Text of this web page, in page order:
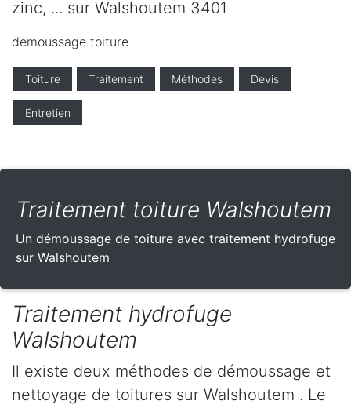
zinc, ... sur Walshoutem 3401
demoussage toiture
Toiture Traitement Méthodes Devis
Entretien
Traitement toiture Walshoutem
Un démoussage de toiture avec traitement hydrofuge
sur Walshoutem
Traitement hydrofuge
Walshoutem
Il existe deux méthodes de démoussage et
nettoyage de toitures sur Walshoutem . Le